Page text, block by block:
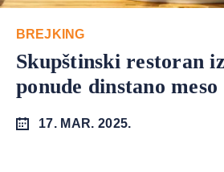
BREJKING
Skupštinski restoran
ponude dinstano meso
17. MAR. 2025.